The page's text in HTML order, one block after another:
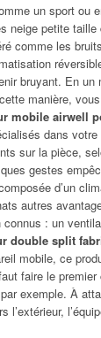
un sport ou
neige petite taille
comme les
bruyant. En
manière,
mobile airwell
dans
sur la pièce,
gestes
d’un
autres
: un
double split
mobile, ce
faire le
exemple. À
l’extérieur,